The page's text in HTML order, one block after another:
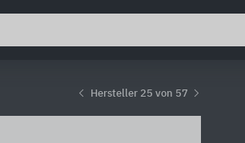
Hersteller 25 von 57